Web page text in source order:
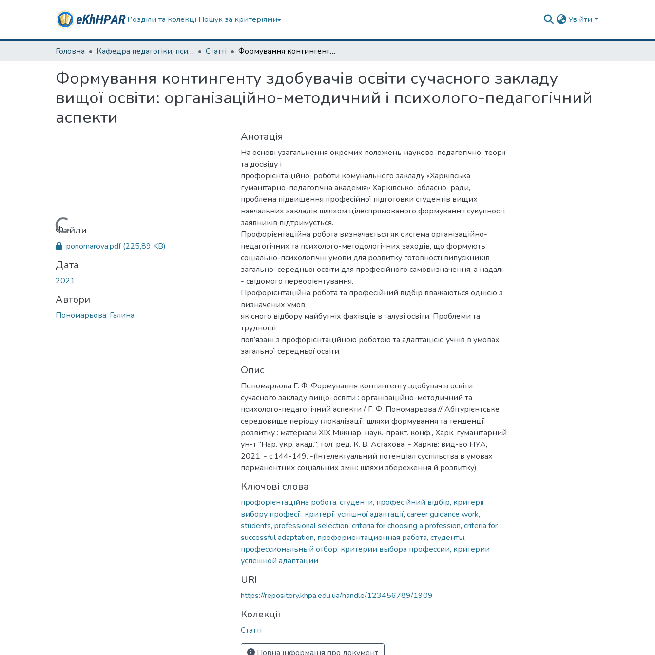
Розділи та колекціїПошук за критеріями Увійти
Головна Кафедра педагогіки, психології, початкової освіти та освітнього менеджменту Статті Формування контингенту здобувачів освіти сучасного закладу вищої освіти: організаційно-методичний і психолого-педагогічний аспекти
Формування контингенту здобувачів освіти сучасного закладу
вищої освіти: організаційно-методичний і психолого-педагогічний
аспекти
Вантажиться...
Файли
ponomarova.pdf(225,89 KB)
Дата
2021
Автори
Пономарьова, Галина
Анотація
На основі узагальнення окремих положень науково-педагогічної теорії
та досвіду і
профорієнтаційної роботи комунального закладу «Харківська
гуманітарно-педагогічна академія» Харківської обласної ради,
проблема підвищення професійної підготовки студентів вищих
навчальних закладів шляхом цілеспрямованого формування сукупності
заявників підтримується.
Профорієнтаційна робота визначається як система організаційно-
педагогічних та психолого-методологічних заходів, що формують
соціально-психологічні умови для розвитку готовності випускників
загальної середньої освіти для професійного самовизначення, а надалі
- свідомого переорієнтування.
Профорієнтаційна робота та професійний відбір вважаються однією з
визначених умов
якісного відбору майбутніх фахівців в галузі освіти. Проблеми та
труднощі
пов’язані з профорієнтаційною роботою та адаптацією учнів в умовах
загальної середньої освіти.
Опис
Пономарьова Г. Ф. Формування контингенту здобувачів освіти
сучасного закладу вищої освіти : організаційно-методичний та
психолого-педагогічний аспекти / Г. Ф. Пономарьова // Абітурієнтське
середовище періоду глокалізації: шляхи формування та тенденції
розвитку : матеріали ХІХ Міжнар. наук.-практ. конф., Харк. гуманітарний
ун-т "Нар. укр. акад."; гол. ред. К. В. Астахова. - Харків: вид-во НУА,
2021. - с.144-149. -(Інтелектуальний потенціал суспільства в умовах
перманентних соціальних змін: шляхи збереження й розвитку)
Ключові слова
профорієнтаційна робота, студенти, професійний відбір, критерії
вибору професії, критерії успішної адаптації, career guidance work,
students, professional selection, criteria for choosing a profession, criteria for
successful adaptation, профориентационная работа, студенты,
профессиональный отбор, критерии выбора профессии, критерии
успешной адаптации
URI
https://repository.khpa.edu.ua/handle/123456789/1909
Колекції
Статті
Повна інформація про документ